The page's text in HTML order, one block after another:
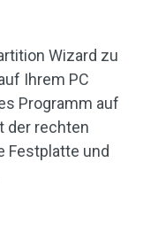
Wizard zu
Ihrem PC
Programm auf
der rechten
Festplatte und